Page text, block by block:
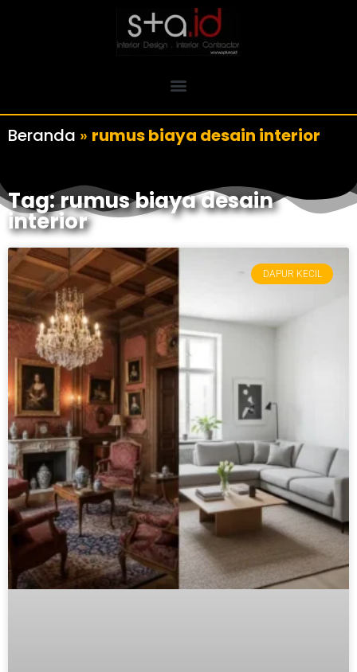
Beranda » rumus biaya desain interior
Tag: rumus biaya desain
interior
DAPUR KECIL